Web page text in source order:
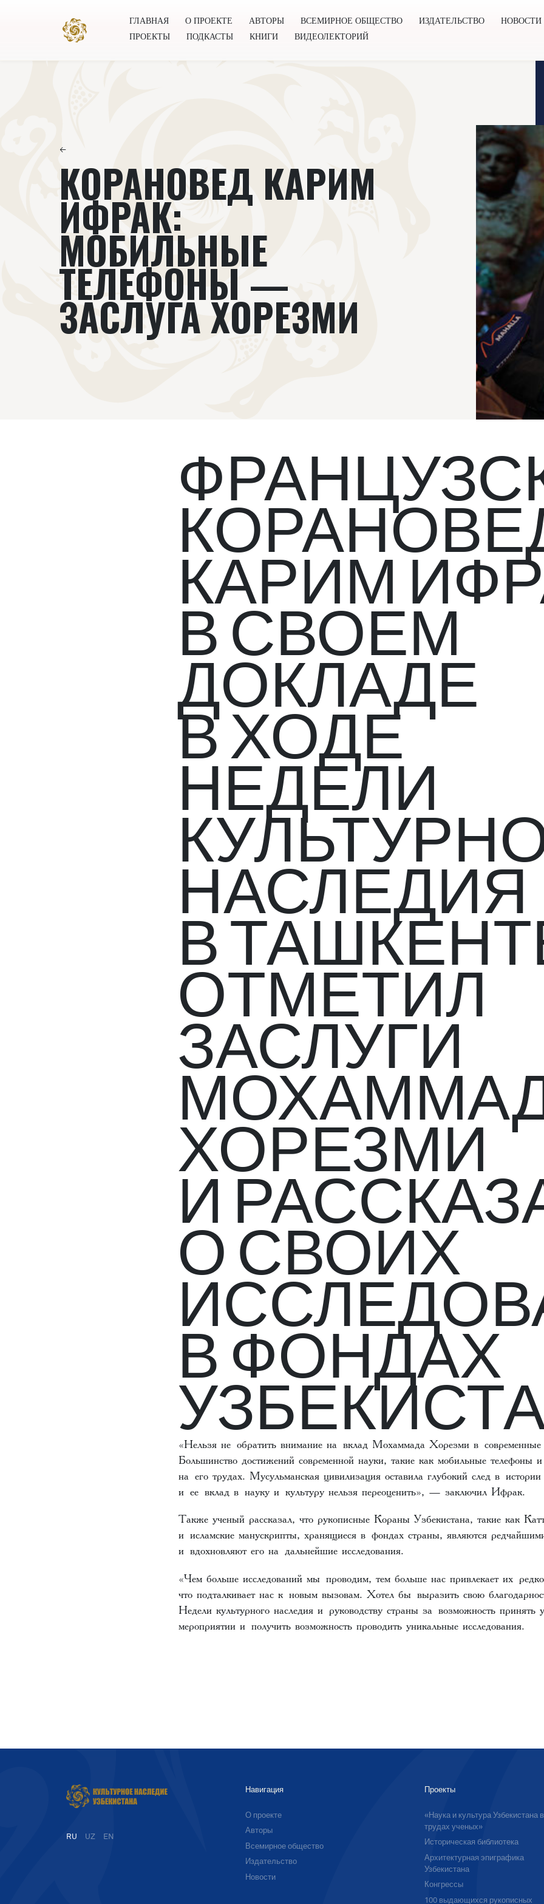
ГЛАВНАЯ О ПРОЕКТЕ АВТОРЫ ВСЕМИРНОЕ ОБЩЕСТВО ИЗДАТЕЛЬСТВО
НОВОСТИ
ПРОЕКТЫ
ПОДКАСТЫ КНИГИ ВИДЕОЛЕКТОРИЙ
←
КОРАНОВЕД КАРИМ
ИФРАК:
МОБИЛЬНЫЕ
ТЕЛЕФОНЫ —
ЗАСЛУГА ХОРЕЗМИ
КАРИМ
В СВОЕМ
ДОКЛАДЕ
В ХОДЕ
НЕДЕЛИ
НАСЛЕДИЯ
В
ОТМЕТИЛ
ЗАСЛУГИ
ХОРЕЗМИ
И
О СВОИХ
В ФОНДАХ
«Нельзя не обратить внимание на вклад Мохаммада Хорезми в современные
Большинство достижений современной науки, такие как мобильные телефоны
на его трудах. Мусульманская цивилизация оставила глубокий след в истории
и ее вклад в науку и культуру нельзя переоценить», — заключил Ифрак.
Также ученый рассказал, что рукописные Кораны Узбекистана, такие как
и исламские манускрипты, хранящиеся в фондах страны, являются
и вдохновляют его на дальнейшие исследования.
«Чем больше исследований мы проводим, тем больше нас привлекает их
что подталкивает нас к новым вызовам. Хотел бы выразить свою
Недели культурного наследия и руководству страны за возможность принять
мероприятии и получить возможность проводить уникальные исследования.
RU UZ EN
Навигация
О проекте
Авторы
Всемирное общество
Издательство
Новости
Проекты
«Наука и культура Узбекистана в
трудах ученых»
Историческая библиотека
Архитектурная эпиграфика
Узбекистана
Конгрессы
100 выдающихся рукописных